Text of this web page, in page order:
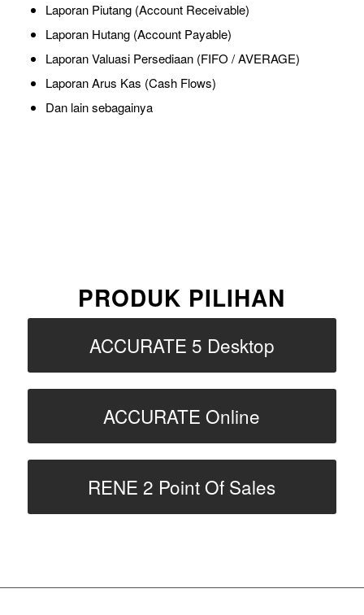
Laporan Piutang (Account Receivable)
Laporan Hutang (Account Payable)
Laporan Valuasi Persediaan (FIFO / AVERAGE)
Laporan Arus Kas (Cash Flows)
Dan lain sebagainya
PRODUK PILIHAN
ACCURATE 5 Desktop
ACCURATE Online
RENE 2 Point Of Sales